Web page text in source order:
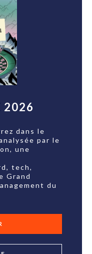
2026
dans le
par le
une
tech,
Grand
du